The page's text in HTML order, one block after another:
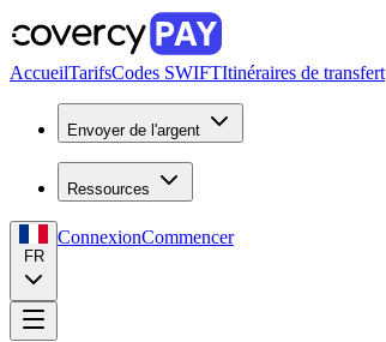
AccueilTarifsCodes SWIFTItinéraires de transfert
Envoyer de l'argent
Ressources
FR
ConnexionCommencer